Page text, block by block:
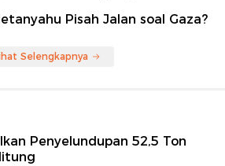
Pisah Jalan soal Gaza?
Selengkapnya
Penyelundupan 52,5 Ton